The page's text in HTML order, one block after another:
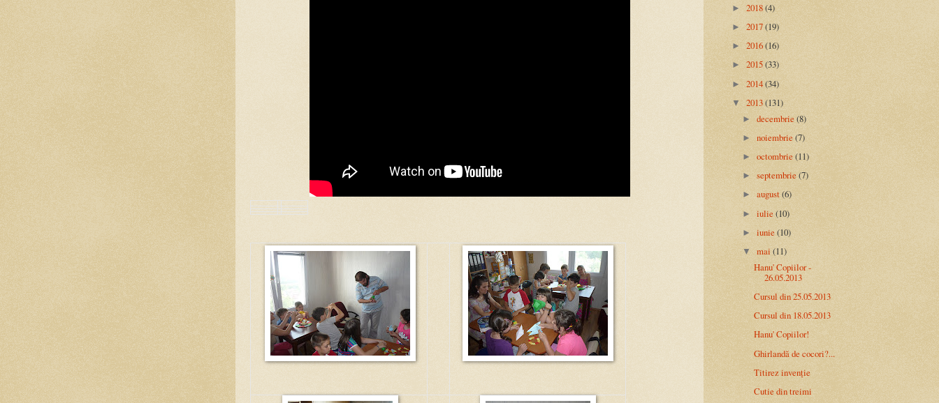
► 2018(4)
► 2017(19)
► 2016(16)
► 2015(33)
► 2014(34)
▼ 2013(131)
►decembrie(8)
►noiembrie(7)
►octombrie(11)
►septembrie(7)
►august(6)
►iulie(10)
►iunie(10)
▼mai(11)
Hanu' Copiilor -
26.05.2013
Cursul din 25.05.2013
Cursul din 18.05.2013
Hanu' Copiilor!
Ghirlandă de cocori?...
Titirez invenție
Cutie din treimi